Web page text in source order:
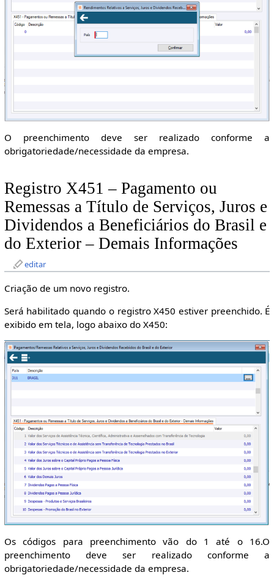
O preenchimento deve ser realizado conforme a
obrigatoriedade/necessidade da empresa.
Registro X451 – Pagamento ou
Remessas a Título de Serviços, Juros e
Dividendos a Beneficiários do Brasil e
do Exterior – Demais Informações
editar
Criação de um novo registro.
Será habilitado quando o registro X450 estiver preenchido. É
exibido em tela, logo abaixo do X450:
Os códigos para preenchimento vão do 1 até o 16.O
preenchimento deve ser realizado conforme a
obrigatoriedade/necessidade da empresa.